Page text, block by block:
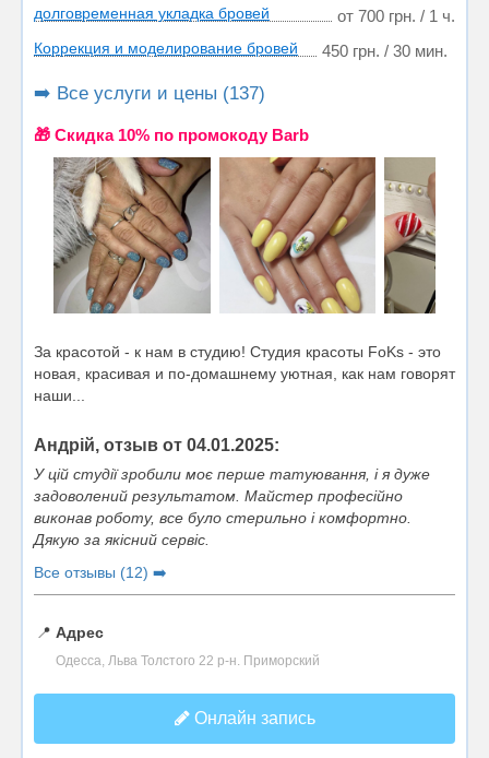
долговременная укладка бровей
от 700 грн. / 1 ч.
Коррекция и моделирование бровей 450 грн. / 30 мин.
➡️ Все услуги и цены (137)
🎁 Cкидка 10% по промокоду Barb
За красотой - к нам в студию! Студия красоты FoKs - это
новая, красивая и по-домашнему уютная, как нам говорят
наши...
Андрій, отзыв от 04.01.2025:
У цій студії зробили моє перше татуювання, і я дуже
задоволений результатом. Майстер професійно
виконав роботу, все було стерильно і комфортно.
Дякую за якісний сервіс.
Все отзывы (12) ➡️
📍 Адрес
Одесса, Льва Толстого 22 р-н. Приморский
Онлайн запись